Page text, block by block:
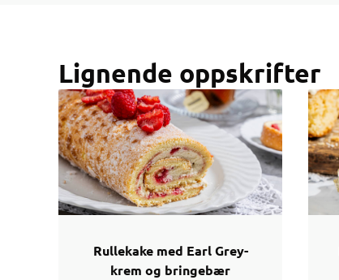
Lignende oppskrifter
Rullekake med Earl Grey-
krem og bringebær